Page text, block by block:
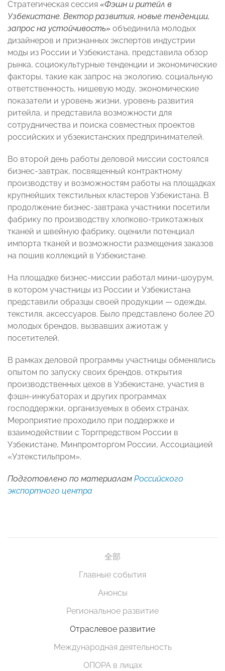
Стратегическая сессия «Фэшн и ритейл в
Узбекистане. Вектор развития, новые тенденции,
запрос на устойчивость» объединила молодых
дизайнеров и признанных экспертов индустрии
моды из России и Узбекистана, представила обзор
рынка, социокультурные тенденции и экономические
факторы, такие как запрос на экологию, социальную
ответственность, нишевую моду, экономические
показатели и уровень жизни, уровень развития
ритейла, и представила возможности для
сотрудничества и поиска совместных проектов
российских и убзекистанских предпринимателей.
Во второй день работы деловой миссии состоялся
бизнес-завтрак, посвященный контрактному
производству и возможностям работы на площадках
крупнейших текстильных кластеров Узбекистана. В
продолжение бизнес-завтрака участники посетили
фабрику по производству хлопково-трикотажных
тканей и швейную фабрику, оценили потенциал
импорта тканей и возможности размещения заказов
на пошив коллекций в Узбекистане.
На площадке бизнес-миссии работал мини-шоурум,
в котором участницы из России и Узбекистана
представили образцы своей продукции — одежды,
текстиля, аксессуаров. Было представлено более 20
молодых брендов, вызвавших ажиотаж у
посетителей.
В рамках деловой программы участницы обменялись
опытом по запуску своих брендов, открытия
производственных цехов в Узбекистане, участия в
фэшн-инкубаторах и других программах
господдержки, организуемых в обеих странах.
Мероприятие проходило при поддержке и
взаимодействии с Торгпредством России в
Узбекистане, Минпромторгом России, Ассоциацией
«Узтекстильпром».
Подготовлено по материалам Российского
экспортного центра
全部
Главные события
Анонсы
Региональное развитие
Отраслевое развитие
Международная деятельность
ОПОРА в лицах